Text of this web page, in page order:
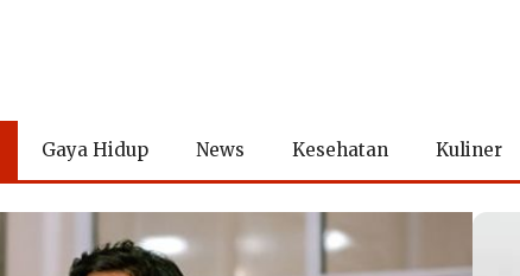
Gaya Hidup News Kesehatan Kuliner